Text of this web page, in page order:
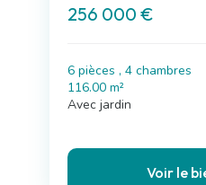
256 000 €
6 pièces , 4 chambres
116.00 m²
Avec jardin
Voir le